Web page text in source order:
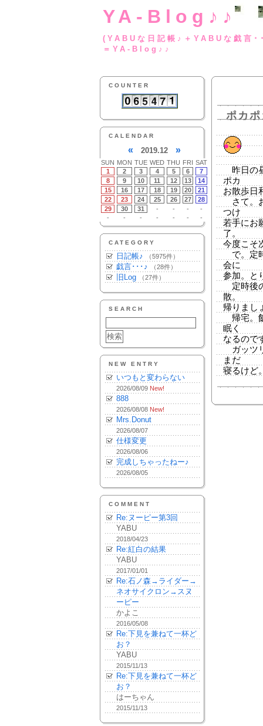
YA-Blog♪♪
(YABUな日記帳♪
＝YA-Blog♪♪
COUNTER
CALENDAR
« 2019.12 »
SUN MON TUE WED THU FRI SAT
1
2 3 4 5 6
7
8
9 10 11 12 13
14
15
16 17 18 19 20
21
22
23 24 25 26 27
28
29
30 31 - - -
-
-
- - - - - -
CATEGORY
日記帳♪ （5975件）
戯言･･･♪ （28件）
旧Log （27件）
SEARCH
NEW ENTRY
いつもと変わらない
2026/08/09 New!
888
2026/08/08 New!
Mrs.Donut
2026/08/07
仕様変更
2026/08/06
完成しちゃったねー♪
2026/08/05
COMMENT
Re:ヌーピー第3回
YABU
2018/04/23
Re:紅白の結果
YABU
2017/01/01
Re:石ノ森→ライダー→
ネオサイクロン→スヌ
ーピー
かよこ
2016/05/08
Re:下見を兼ねて一杯ど
お？
YABU
2015/11/13
Re:下見を兼ねて一杯ど
お？
はーちゃん
2015/11/13
ポカ
昨日の
ポカ
お散歩日
さて。
つけ
若手にお
了。
今度こそ
で。定
会に
参加。と
定時後
散。
帰りまし
帰宅。
眠く
なるので
ガッツ
まだ
寝るけど